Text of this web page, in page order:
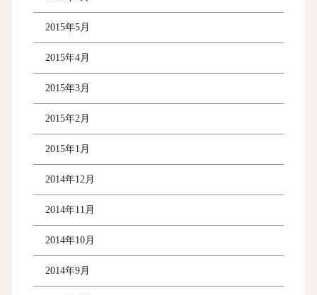
2015年5月
2015年4月
2015年3月
2015年2月
2015年1月
2014年12月
2014年11月
2014年10月
2014年9月